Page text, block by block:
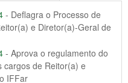
- Deflagra o Processo de
e Diretor(a)-Geral de
- Aprova o regulamento do
cargos de Reitor(a) e
IFFar